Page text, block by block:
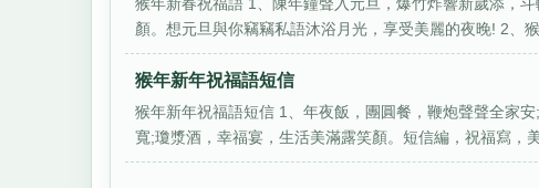
顏。想元旦與你竊竊私語沐浴月光，享受美麗的夜晚! 2、猴
猴年新年祝福語短信
猴年新年祝福語短信 1、年夜飯，團圓餐，鞭炮聲聲全家
寬;瓊漿酒，幸福宴，生活美滿露笑顏。短信編，祝福寫，美